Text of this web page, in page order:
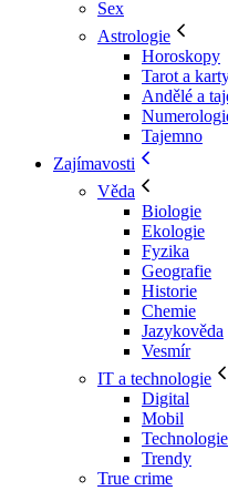
Sex
Astrologie
Horoskopy
Tarot a
Andělé a
Tajemno
Zajímavosti
Věda
Biologie
Ekologie
Fyzika
Geografie
Historie
Chemie
Jazykověda
Vesmír
IT a technologie
Digital
Mobil
Technologie
Trendy
True crime